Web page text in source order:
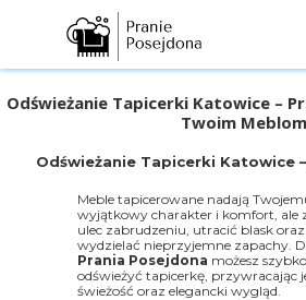
Odświeżanie Tapicerki Katowice –
Twoim Meblom
Odświeżanie Tapicerki Katowice
Meble tapicerowane nadają
wyjątkowy charakter i komfort, ale
ulec zabrudzeniu, utracić blask
wydzielać nieprzyjemne zapachy.
Prania Posejdona możesz
odświeżyć tapicerkę, przywracając
świeżość oraz elegancki wygląd.